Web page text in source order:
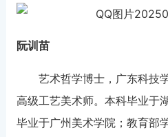
阮训苗
艺术哲学博士，广东科技
高级工艺美术师。本科毕业于
毕业于广州美术学院；教育部